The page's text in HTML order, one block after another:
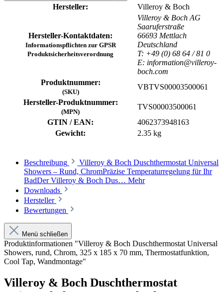
Hersteller: Villeroy & Boch
Hersteller-Kontaktdaten:
Informationspflichten zur GPSR
Produktsicherheitsverordnung
Villeroy & Boch AG
Saaruferstraße
66693 Mettlach
Deutschland
T: +49 (0) 68 64 / 81 0
E: information@villeroy-
boch.com
Produktnummer:
(SKU)
VBTVS00003500061
Hersteller-Produktnummer:
(MPN)
TVS00003500061
GTIN / EAN:
4062373948163
Gewicht:
2.35 kg
Beschreibung
Villeroy & Boch Duschthermostat Universal
Showers – Rund, ChromPräzise Temperaturregelung für Ihr
BadDer Villeroy & Boch Dus… Mehr
Downloads
Hersteller
Bewertungen
Menü schließen
Produktinformationen "Villeroy & Boch Duschthermostat Universal
Showers, rund, Chrom, 325 x 185 x 70 mm, Thermostatfunktion,
Cool Tap, Wandmontage"
Villeroy & Boch Duschthermostat